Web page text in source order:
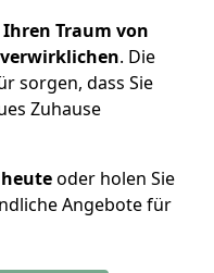
Ihren Traum von
. Die
sorgen, dass Sie
Zuhause
oder holen Sie
Angebote für